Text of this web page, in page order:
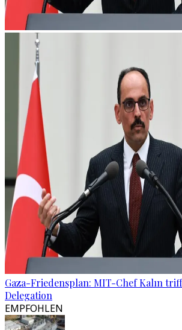
Gaza-Friedensplan: MIT-Chef Kalın
Delegation
EMPFOHLEN